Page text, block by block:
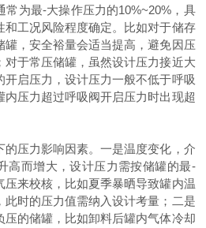
常为最-大操作压力的10%~20%，具
和工况风险程度确定。比如对于储存
，安全裕量会适当提高，避免因压
对于常压储罐，虽然设计压力接近大
启压力，设计压力一般不低于呼吸
压力超过呼吸阀开启压力时出现超
的压力影响因素。一是温度变化，介
高而增大，设计压力需按储罐的最-
来校核，比如夏季暴晒导致罐内温
此时的压力值需纳入设计考量；二是
的储罐，比如卸料后罐内气体冷却